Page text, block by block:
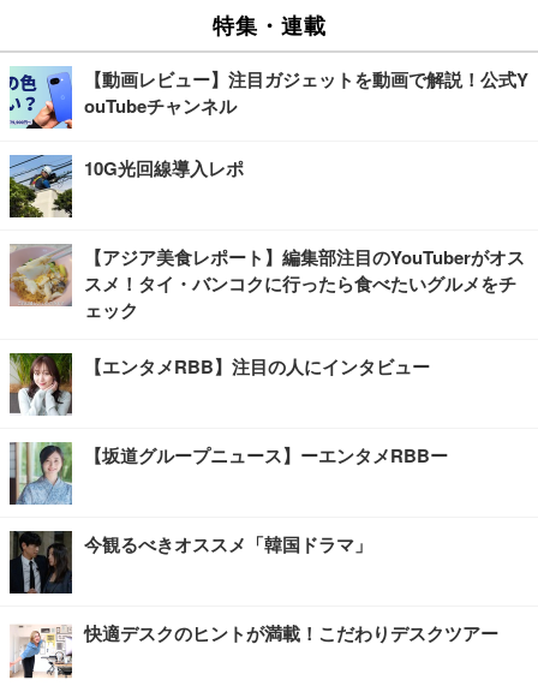
特集・連載
【動画レビュー】注目ガジェットを動画で解説！公式Y
ouTubeチャンネル
10G光回線導入レポ
【アジア美食レポート】編集部注目のYouTuberがオス
スメ！タイ・バンコクに行ったら食べたいグルメをチ
ェック
【エンタメRBB】注目の人にインタビュー
【坂道グループニュース】ーエンタメRBBー
今観るべきオススメ「韓国ドラマ」
快適デスクのヒントが満載！こだわりデスクツアー